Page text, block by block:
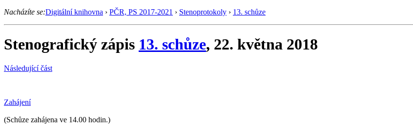
Nacházíte se:Digitální knihovna › PČR, PS 2017-2021 › Stenoprotokoly › 13. schůze
Stenografický zápis 13. schůze, 22. května 2018
Následující část
Zahájení
(Schůze zahájena ve 14.00 hodin.)